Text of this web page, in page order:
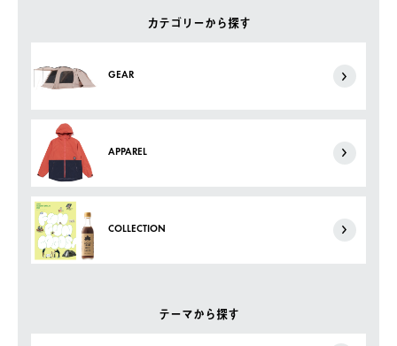
カテゴリーから探す
GEAR
APPAREL
COLLECTION
テーマから探す